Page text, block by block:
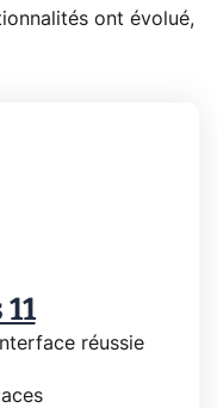
ont évolué,
réussie